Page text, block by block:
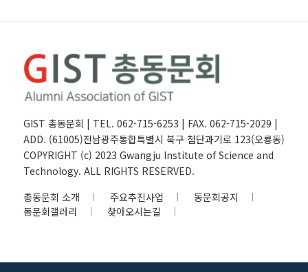
GIST 총동문회 | TEL. 062-715-6253 | FAX. 062-715-2029 |
ADD. (61005)전남광주통합특별시 북구 첨단과기로 123(오룡동)
COPYRIGHT (c) 2023 Gwangju Institute of Science and
Technology. ALL RIGHTS RESERVED.
총동문회 소개
주요추진사업
동문회공지
동문회갤러리
찾아오시는길